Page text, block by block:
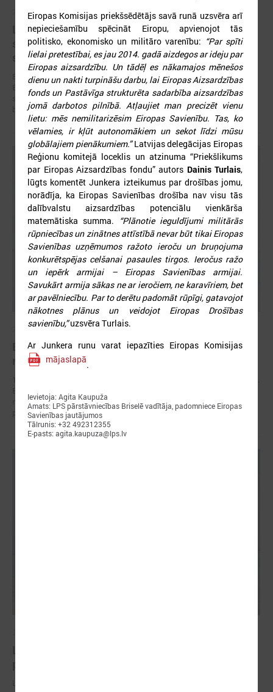
2026. gada 19. jūnijs
Latvijas pašvaldības aicinātas pieteikties
sadarbībai ar Ukrainas pašvaldībām veltītai
starptautiskai balvai
Eiropas Pašvaldību un reģionu padome sadarbībā ar “U-LEAD with
Europe” un Latvijas Pašvaldību savienību izsludinājusi pieteikšanos
starptautiskai pašvaldību sadarbības balvai “Uzticības tiltu sadarbības
balva 2026”.
2026. gada 17. jūnijs
Eiropas pilsētu līderi Gimarainšā vienojas par
rīcību klimata noturības stiprināšanai
nekā 400 pašvaldību vadītājus, pilsētplānotājus, klimata ekspertus un
politikas veidotājus no visas Eiropas.
Eiropas Komisijas priekšsēdētājs savā runā uzsvēra arī
nepieciešamību spēcināt Eiropu, apvienojot tās
politisko, ekonomisko un militāro varenību: “Par spīti
lielai pretestībai, es jau 2014. gadā aizdegos ar ideju par
Eiropas aizsardzību. Un tādēļ es nākamajos mēnešos
dienu un nakti turpināšu darbu, lai Eiropas Aizsardzības
fonds un Pastāvīga strukturēta sadarbība aizsardzības
jomā darbotos pilnībā. Atļaujiet man precizēt vienu
lietu: mēs nemilitarizēsim Eiropas Savienību. Tas, ko
vēlamies, ir kļūt autonomākiem un sekot līdzi mūsu
globālajiem pienākumiem.”Latvijas delegācijas Eiropas
Reģionu komitejā loceklis un atzinuma “Priekšlikums
par Eiropas Aizsardzības fondu” autors Dainis Turlais,
lūgts komentēt Junkera izteikumus par drošības jomu,
norādīja, ka Eiropas Savienības drošība nav visu tās
dalībvalstu aizsardzības potenciālu vienkārša
matemātiska summa.
“Plānotie ieguldījumi militārās
rūpniecības un zinātnes attīstībā nevar būt tikai Eiropas
Savienības uzņēmumos ražoto ieroču un bruņojuma
konkurētspējas celšanai pasaules tirgos. Ieročus ražo
un iepērk armijai – Eiropas Savienības armijai.
Savukārt armija sākas ne ar ieročiem, ne karavīriem, bet
ar pavēlniecību. Par to derētu padomāt rūpīgi, gatavojot
nākotnes plānus un veidojot Eiropas Drošības
savienību,”uzsvēra Turlais.
Ar Junkera runu varat iepazīties Eiropas Komisijas
mājaslapā.
Ievietoja: Agita Kaupuža
Amats: LPS pārstāvniecības Briselē vadītāja, padomniece Eiropas
Savienības jautājumos
Tālrunis: +32 492312355
E-pasts: agita.kaupuza@lps.lv